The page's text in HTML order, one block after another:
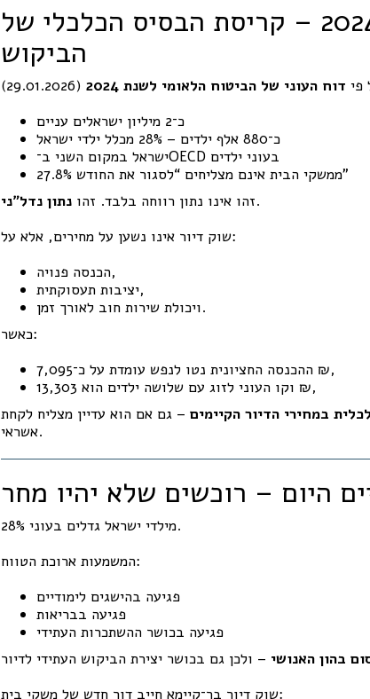
פרק ראשון: דוח העוני 2024 – קריסת הבסיס הכלכלי של
הביקוש
פי דוח העוני של הביטוח הלאומי לשנת 2024
כ־2 מיליון ישראלים עניים
כ־880 אלף ילדים – 28% מכלל ילדי ישראל
ישראל במקום השני ב־OECD בעוני ילדים
27.8% ממשקי הבית אינם מצליחים “לסגור את החודש”
זהו אינו נתון רווחה בלבד. זהו נתון נדל״ני
.
שוק דיור אינו נשען על מחירים, אלא על:
הכנסה פנויה,
יציבות תעסוקתית,
ויכולת שירות חוב לאורך זמן.
כאשר:
ההכנסה החציונית נטו לנפש עומדת על כ־7,095 ₪,
וקו העוני לזוג עם שלושה ילדים הוא 13,303 ₪,
במחירי הדיור הקיימים – גם אם הוא עדיין מצליח לקחת
אשראי.
היום – רוכשים שלא יהיו מחר
28% מילדי ישראל גדלים בעוני.
המשמעות ארוכת הטווח:
פגיעה בהישגים לימודיים
פגיעה בבריאות
פגיעה בכושר ההשתכרות העתידי
בהון האנושי
שוק דיור בר־קיימא חייב דור חדש של משקי בית: